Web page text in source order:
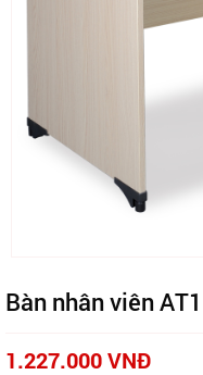
Bàn nhân viên
1.227.000 VNĐ